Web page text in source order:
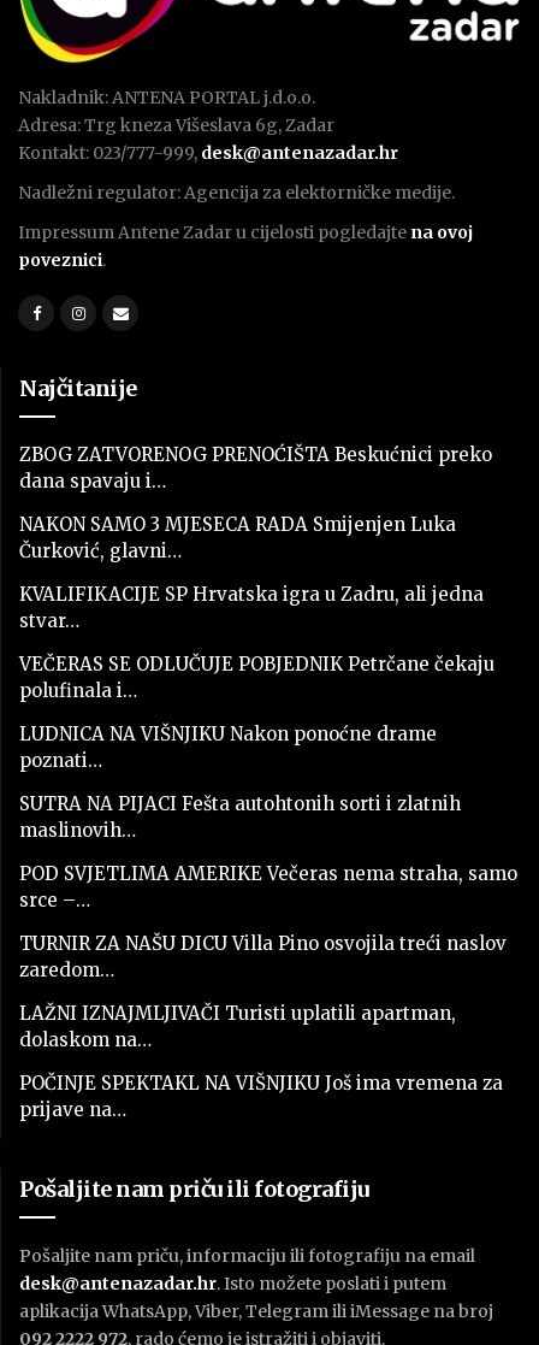
Nakladnik: ANTENA PORTAL j.d.o.o.
Adresa: Trg kneza Višeslava 6g, Zadar
Kontakt: 023/777-999, desk@antenazadar.hr
Nadležni regulator: Agencija za elektorničke medije.
Impressum Antene Zadar u cijelosti pogledajte na ovoj
poveznici.
Najčitanije
ZBOG ZATVORENOG PRENOĆIŠTA Beskućnici preko
dana spavaju i…
NAKON SAMO 3 MJESECA RADA Smijenjen Luka
Čurković, glavni…
KVALIFIKACIJE SP Hrvatska igra u Zadru, ali jedna
stvar…
VEČERAS SE ODLUČUJE POBJEDNIK Petrčane čekaju
polufinala i…
LUDNICA NA VIŠNJIKU Nakon ponoćne drame
poznati…
SUTRA NA PIJACI Fešta autohtonih sorti i zlatnih
maslinovih…
POD SVJETLIMA AMERIKE Večeras nema straha, samo
srce –…
TURNIR ZA NAŠU DICU Villa Pino osvojila treći naslov
zaredom…
LAŽNI IZNAJMLJIVAČI Turisti uplatili apartman,
dolaskom na…
POČINJE SPEKTAKL NA VIŠNJIKU Još ima vremena za
prijave na…
Pošaljite nam priču ili fotografiju
Pošaljite nam priču, informaciju ili fotografiju na email
desk@antenazadar.hr. Isto možete poslati i putem
aplikacija WhatsApp, Viber, Telegram ili iMessage na broj
092 2222 972, rado ćemo je istražiti i objaviti.